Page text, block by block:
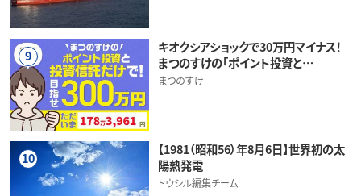
9
キオクシアショックで30万円マイナス！
まつのすけの「ポイント投資と…
まつのすけ
10
【1981（昭和56）年8月6日】世界初の太
陽熱発電
トウシル編集チーム